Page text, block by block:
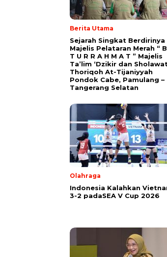
Berita Utama
Sejarah Singkat Berdirinya
Majelis Pelataran Merah “
T U R R A H M A T ” Majelis
Ta’lim ‘Dzikir dan
Thoriqoh At-Tijaniyyah
Pondok Cabe, Pamulang –
Tangerang Selatan
Olahraga
Indonesia Kalahkan
3-2 padaSEA V Cup 2026